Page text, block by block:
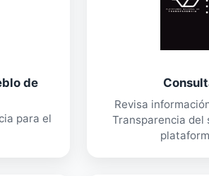
de
para el
Revisa
Transparencia del